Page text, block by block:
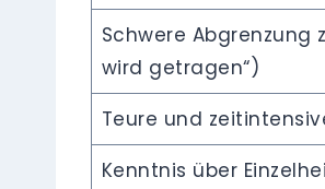
Schwere Abgrenzung
wird getragen“)
Teure und
Kenntnis über